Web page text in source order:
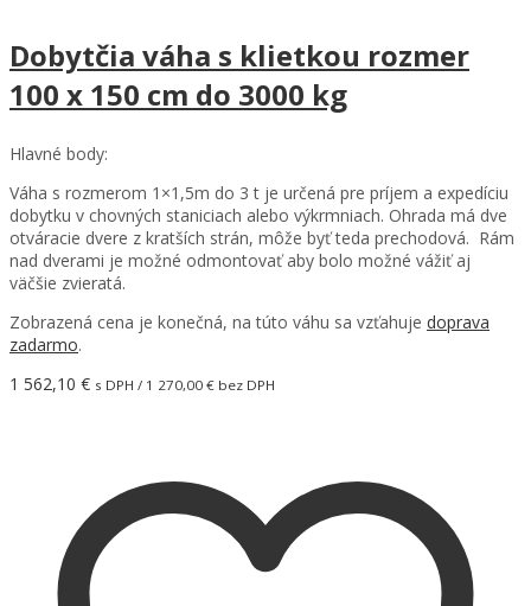
Dobytčia váha s klietkou rozmer
100 x 150 cm do 3000 kg
Hlavné body:
Váha s rozmerom 1×1,5m do 3 t je určená pre príjem a expedíciu
dobytku v chovných staniciach alebo výkrmniach. Ohrada má dve
otváracie dvere z kratších strán, môže byť teda prechodová. Rám
nad dverami je možné odmontovať aby bolo možné vážiť aj
väčšie zvieratá.
Zobrazená cena je konečná, na túto váhu sa vzťahuje doprava
zadarmo.
1 562,10 € s DPH / 1 270,00 € bez DPH